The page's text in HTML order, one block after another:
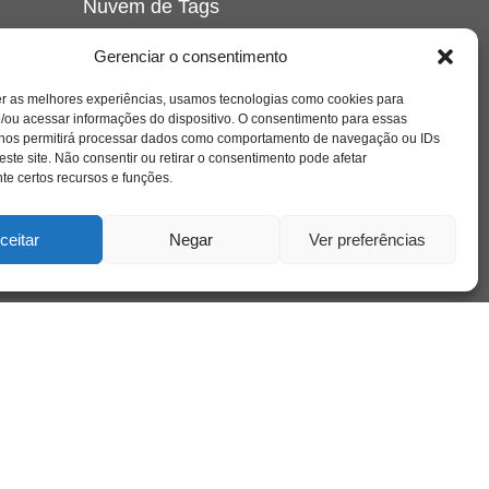
Gerenciar o consentimento
as melhores experiências, usamos tecnologias como cookies para
ou acessar informações do dispositivo. O consentimento para essas
permitirá processar dados como comportamento de navegação ou IDs
site. Não consentir ou retirar o consentimento pode afetar
certos recursos e funções.
Negar Ver preferências
Nuvem de Tags
crianca cuidado cultura depressao
educação família filme
freud infância insight jung liberdade livro
loucura luto maternidade
psicologia relato